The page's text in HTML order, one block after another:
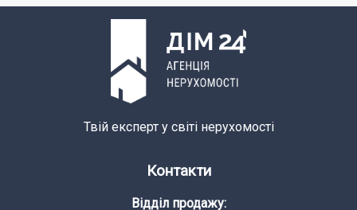
Твій експерт у світі нерухомості
Контакти
Відділ продажу: